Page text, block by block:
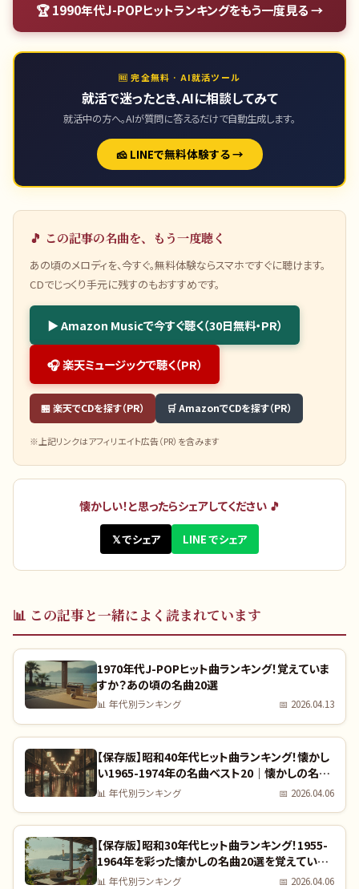
🏆1990年代J-POPヒットランキングをもう一度見る →
🆓 完全無料 · AI就活ツール
就活で迷ったとき、AIに相談してみて
就活中の方へ。AIが質問に答えるだけで自動生成します。
🧀 LINEで無料体験する →
🎵 この記事の名曲を、もう一度聴く
あの頃のメロディを、今すぐ。無料体験ならスマホですぐに聴けます。
CDでじっくり手元に残すのもおすすめです。
▶ Amazon Musicで今すぐ聴く（30日無料・PR）
🎧 楽天ミュージックで聴く（PR）
🏪 楽天でCDを探す（PR） 🛒 AmazonでCDを探す（PR）
※上記リンクはアフィリエイト広告（PR）を含みます
懐かしい！と思ったらシェアしてください 🎵
𝕏 でシェア LINE でシェア
📊 この記事と一緒によく読まれています
1970年代J-POPヒット曲ランキング！覚えていま
すか？あの頃の名曲20選
📊 年代別ランキング 📅 2026.04.13
【保存版】昭和40年代ヒット曲ランキング！懐かし
い1965-1974年の名曲ベスト20｜懐かしの名曲
完全リスト
📊 年代別ランキング 📅 2026.04.06
【保存版】昭和30年代ヒット曲ランキング！1955-
1964年を彩った懐かしの名曲20選を覚えていま
すか？｜全曲リスト付き
📊 年代別ランキング 📅 2026.04.06